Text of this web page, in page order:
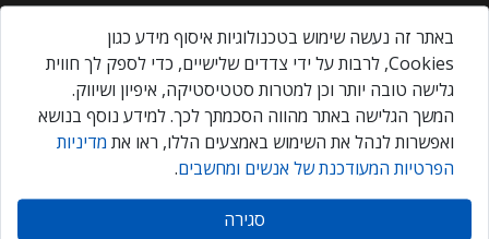
About Us
Privacy Policy
Contact Us
Our Events
אנשים ומחשבים © 2026 – כל הזכויות שמורות
באתר זה נעשה שימוש בטכנולוגיות איסוף מידע כגון
Cookies, לרבות על ידי צדדים שלישיים, כדי לספק לך חווית
גלישה טובה יותר וכן למטרות סטטיסטיקה, איפיון ושיווק.
המשך הגלישה באתר מהווה הסכמתך לכך. למידע נוסף בנושא
ואפשרות לנהל את השימוש באמצעים הללו, ראו את מדיניות
הפרטיות המעודכנת של אנשים ומחשבים.
סגירה